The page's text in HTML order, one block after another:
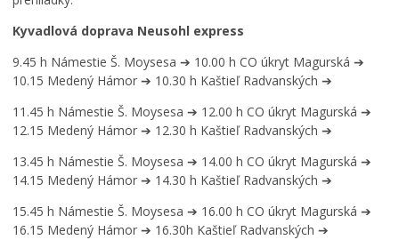
Kyvadlová doprava Neusohl express
9.45 h Námestie Š. Moysesa ➔ 10.00 h CO úkryt Magurská ➔
10.15 Medený Hámor ➔ 10.30 h Kaštieľ Radvanských ➔
11.45 h Námestie Š. Moysesa ➔ 12.00 h CO úkryt Magurská ➔
12.15 Medený Hámor ➔ 12.30 h Kaštieľ Radvanských ➔
13.45 h Námestie Š. Moysesa ➔ 14.00 h CO úkryt Magurská ➔
14.15 Medený Hámor ➔ 14.30 h Kaštieľ Radvanských ➔
15.45 h Námestie Š. Moysesa ➔ 16.00 h CO úkryt Magurská ➔
16.15 Medený Hámor ➔ 16.30h Kaštieľ Radvanských ➔